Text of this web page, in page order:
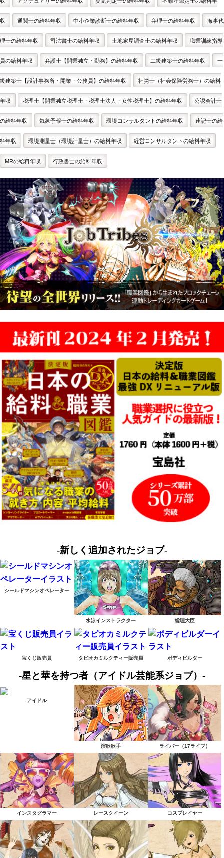
収 通関士の給料年収 中小企業診断士の給料年収 弁理士の給料年収 海事代
理士の給料年収 司法書士の給料年収 土地家屋調査士の給料年収 職業訓練指導
員の給料年収 弁護士【開業独立・勤務】の給料年収 二級建築士の給料年収 一
級建築士【設計事務所・開業・公務員】の給料年収 社労士（社会保険労務士）の給料
年収 税理士【開業独立税理士・税理士法人・女性税理士】の給料年収 公認会計士
の給料年収 気象予報士の給料年収 環境コンサルタントの給料年収 速記士の給
料年収 環境測量士（環境計量士）の給料年収 経営コンサルタントの給料年収
MRの給料年収 行政書士の給料年収
-新しく追加されたジョブ-
シールドマシンオペレーター
水泳インストラクター 総理大臣
宝くじ販売員 タピオカミルクティー販売員 ボディビルダー
-星と華を持つ者（アイドル芸能系ジョブ）-
アイドル
演歌歌手 ライバー（17ライブ）
インスタグラマー レースクイーン コスプレイヤー